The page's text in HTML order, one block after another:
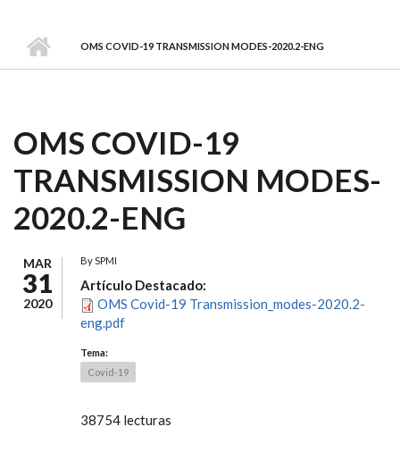
OMS COVID-19 TRANSMISSION MODES-2020.2-ENG
OMS COVID-19
TRANSMISSION MODES-
2020.2-ENG
MAR
31
2020
BySPMI
Artículo Destacado:
OMS Covid-19 Transmission_modes-2020.2-
eng.pdf
Tema:
Covid-19
38754 lecturas